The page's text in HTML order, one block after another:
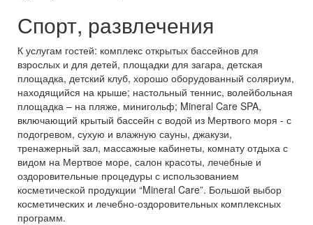
Спорт, развлечения
К услугам гостей: комплекс открытых бассейнов для
взрослых и для детей, площадки для загара, детская
площадка, детский клуб, хорошо оборудованный соляриум,
находящийся на крыше; настольный теннис, волейбольная
площадка – на пляже, минигольф; Mineral Care SPA,
включающий крытый бассейн с водой из Мертвого моря - с
подогревом, сухую и влажную сауны, джакузи,
тренажерный зал, массажные кабинеты, комнату отдыха с
видом на Мертвое море, салон красоты, лечебные и
оздоровительные процедуры с использованием
косметической продукции “Mineral Care”. Большой выбор
косметических и лечебно-оздоровительных комплексных
программ.